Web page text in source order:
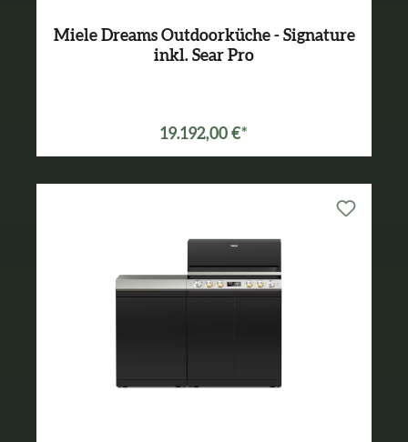
Miele Dreams Outdoorküche - Signature
inkl. Sear Pro
19.192,00 €*